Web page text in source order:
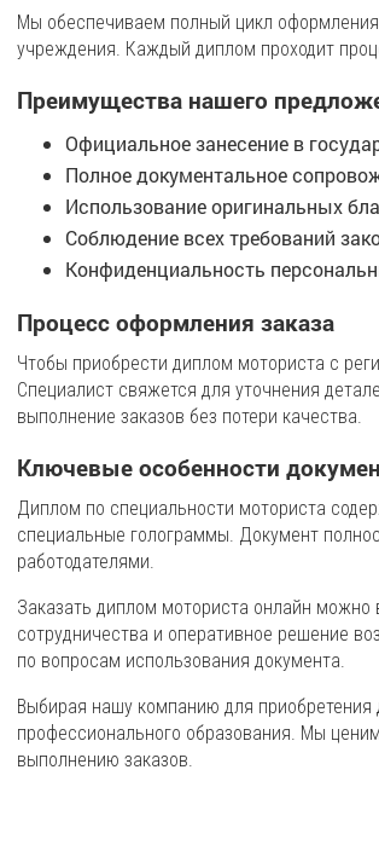
Мы обеспечиваем полный цикл
учреждения. Каждый диплом проходит
Преимущества нашего
Официальное занесение в
Полное документальное
Использование оригинальных
Соблюдение всех требований
Конфиденциальность
Процесс оформления заказа
Чтобы приобрести диплом моториста с
Специалист свяжется для уточнения
выполнение заказов без потери качества.
Ключевые особенности
Диплом по специальности моториста
специальные голограммы. Документ
работодателями.
Заказать диплом моториста онлайн
сотрудничества и оперативное решение
по вопросам использования документа.
Выбирая нашу компанию для приобретения
профессионального образования. Мы
выполнению заказов.